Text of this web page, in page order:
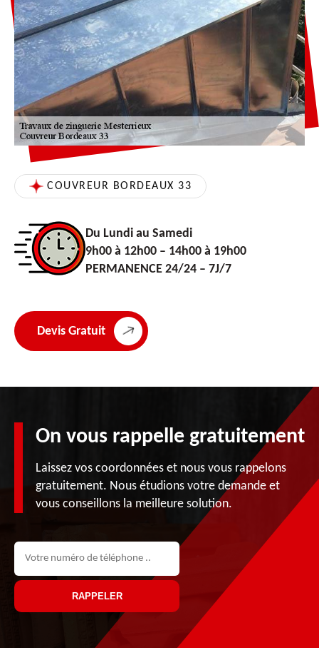
COUVREUR BORDEAUX 33
Du Lundi au Samedi
9h00 à 12h00 – 14h00 à 19h00
PERMANENCE 24/24 – 7J/7
Devis Gratuit
On vous rappelle gratuitement
Laissez vos coordonnées et nous vous rappelons
gratuitement. Nous étudions votre demande et
vous conseillons la meilleure solution.